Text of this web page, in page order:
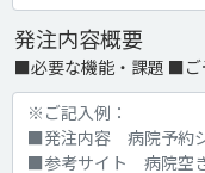
発注内容概要
■必要な機能・課題 ■